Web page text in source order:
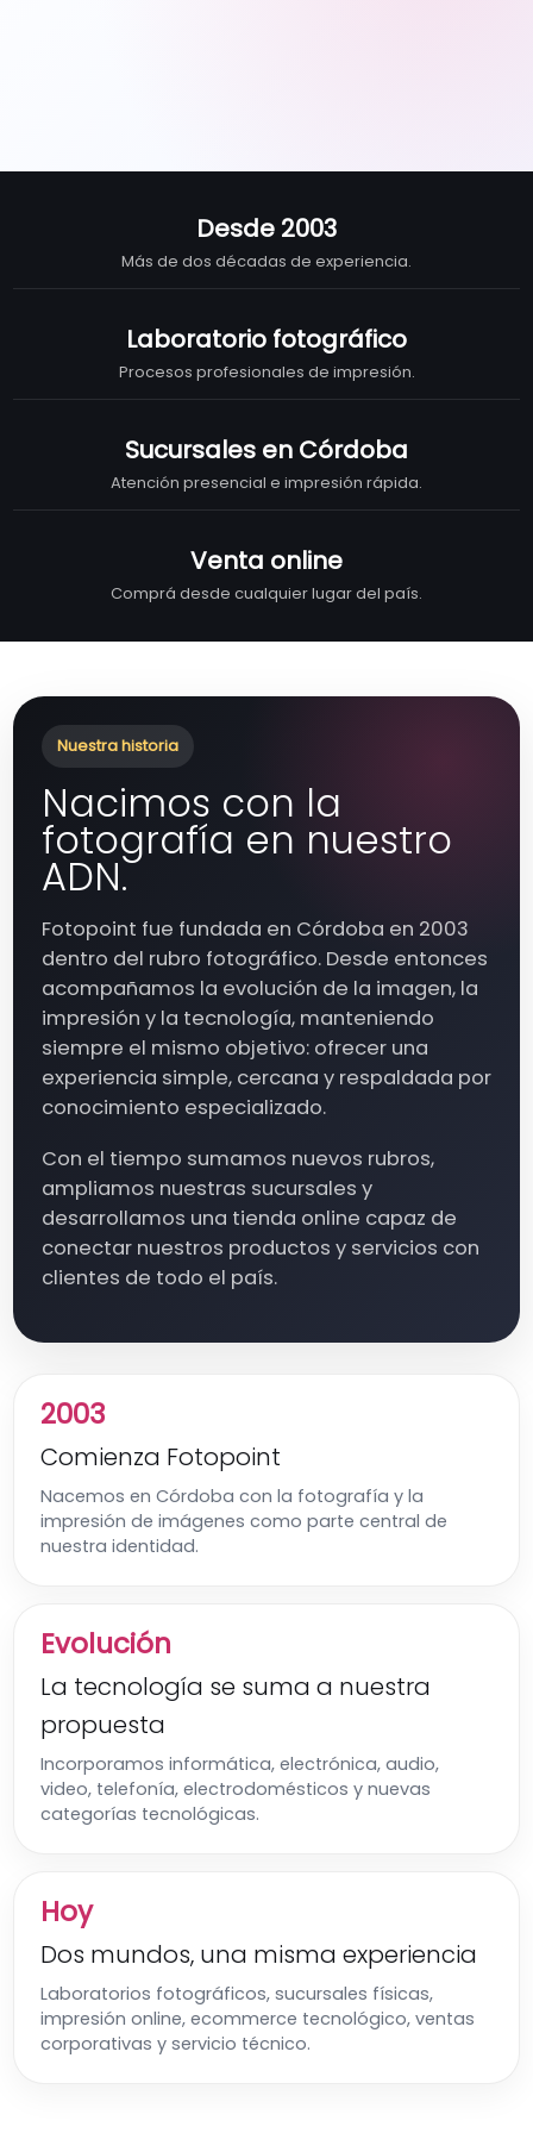
Desde 2003
Más de dos décadas de experiencia.
Laboratorio fotográfico
Procesos profesionales de impresión.
Sucursales en Córdoba
Atención presencial e impresión rápida.
Venta online
Comprá desde cualquier lugar del país.
Nuestra historia
Nacimos con la
fotografía en nuestro
ADN.
Fotopoint fue fundada en Córdoba en 2003
dentro del rubro fotográfico. Desde entonces
acompañamos la evolución de la imagen, la
impresión y la tecnología, manteniendo
siempre el mismo objetivo: ofrecer una
experiencia simple, cercana y respaldada por
conocimiento especializado.
Con el tiempo sumamos nuevos rubros,
ampliamos nuestras sucursales y
desarrollamos una tienda online capaz de
conectar nuestros productos y servicios con
clientes de todo el país.
2003
Comienza Fotopoint
Nacemos en Córdoba con la fotografía y la
impresión de imágenes como parte central de
nuestra identidad.
Evolución
La tecnología se suma a nuestra
propuesta
Incorporamos informática, electrónica, audio,
video, telefonía, electrodomésticos y nuevas
categorías tecnológicas.
Hoy
Dos mundos, una misma experiencia
Laboratorios fotográficos, sucursales físicas,
impresión online, ecommerce tecnológico, ventas
corporativas y servicio técnico.